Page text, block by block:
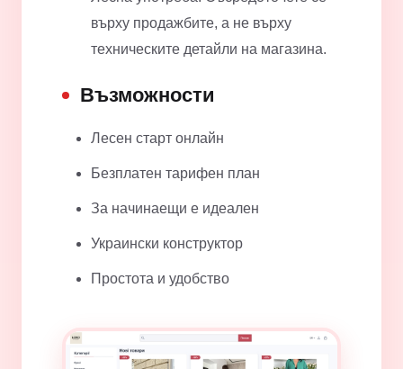
върху продажбите, а не върху
техническите детайли на магазина.
Възможности
Лесен старт онлайн
Безплатен тарифен план
За начинаещи е идеален
Украински конструктор
Простота и удобство